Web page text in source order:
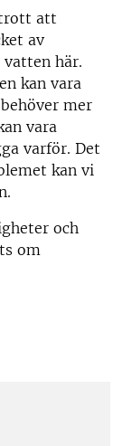
att
av
här.
kan vara
mer
vara
varför. Det
kan vi
och
om